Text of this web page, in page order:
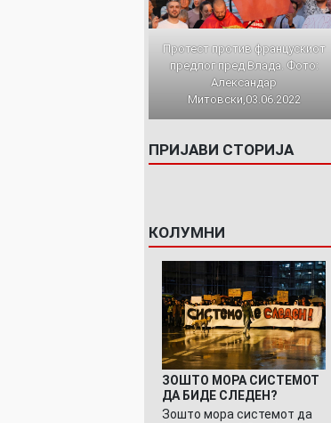
Протест против францускиот
предлог пред Влада. Фото:
Александар
Митовски,03.06.2022
ПРИЈАВИ СТОРИЈА
КОЛУМНИ
ЗОШТО МОРА СИСТЕМОТ
ДА БИДЕ СЛЕДЕН?
Зошто мора системот да